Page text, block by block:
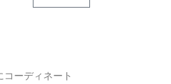
ーディネート